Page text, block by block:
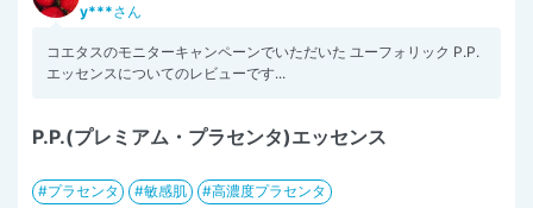
y***さん
コエタスのモニターキャンペーンでいただいた ユーフォリック P.P.
エッセンスについてのレビューです...
P.P.(プレミアム・プラセンタ)エッセンス
プラセンタ 敏感肌
高濃度プラセンタ